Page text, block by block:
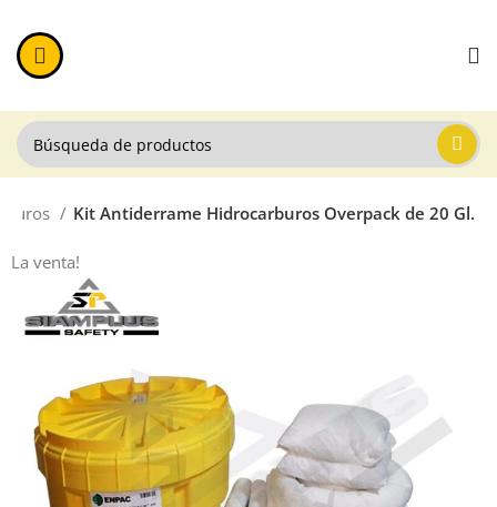
Kit Antiderrame Hidrocarburos Overpack de 20 Gl.
La venta!